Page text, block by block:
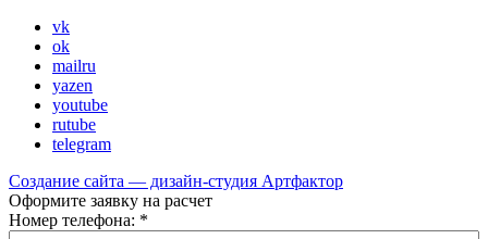
vk
ok
mailru
yazen
youtube
rutube
telegram
Создание сайта — дизайн-студия Артфактор
Оформите заявку на расчет
Номер телефона: *